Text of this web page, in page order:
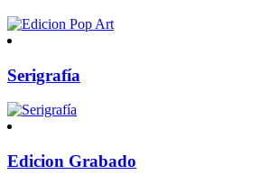
Serigrafía
Edicion Grabado